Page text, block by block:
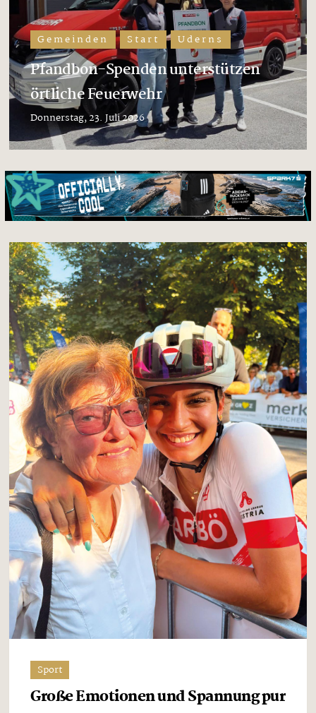
Gemeinden Start Uderns
Pfandbon-Spenden unterstützen
örtliche Feuerwehr
Donnerstag, 23. Juli 2026
Sport
Große Emotionen und Spannung pur